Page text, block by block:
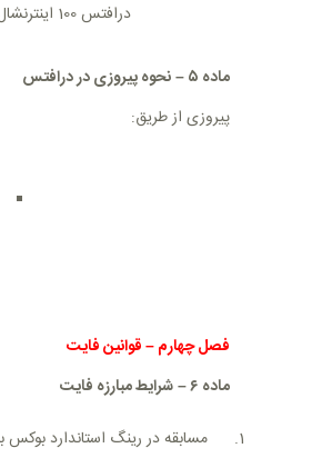
درافتس 100 اینترنشال) انجام شود
ماده ۵–نحوه پیروزی در درافتس
پیروزی از طریق:
فصل چهارم–قوانین فایت
ماده ۶–شرایط مبارزه فایت
مسابقه در رینگ استاندارد بوکس